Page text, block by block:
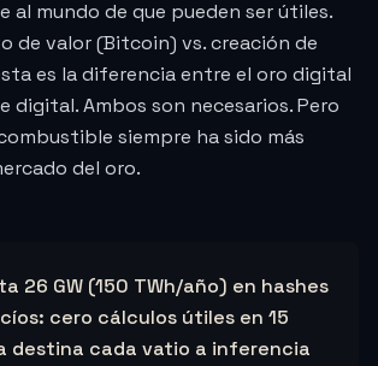
al mundo de que pueden ser útiles.
de valor (Bitcoin) vs. creación de
es la diferencia entre el oro digital
digital. Ambos son necesarios. Pero
siempre ha sido más
del oro.
26 GW (150 TWh/año) en hashes
cero cálculos útiles en 15
destina cada vatio a inferencia